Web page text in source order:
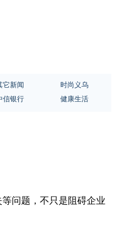
它新闻
时尚义乌
信银行 健康生活
问题，不只是阻碍企业